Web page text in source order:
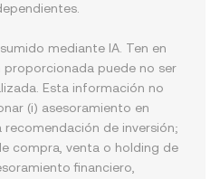
mediante IA. Ten en
puede no ser
Esta información no
(i) asesoramiento en
de inversión;
compra, venta o holding de
financiero,